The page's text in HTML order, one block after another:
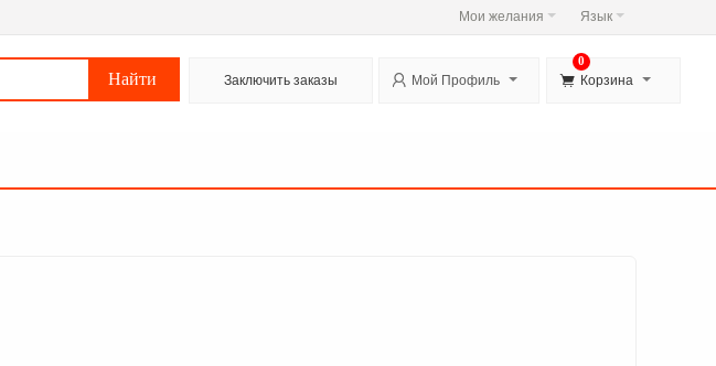
Мои желания Язык
Заключить заказы  Мой Профиль  Корзина
0